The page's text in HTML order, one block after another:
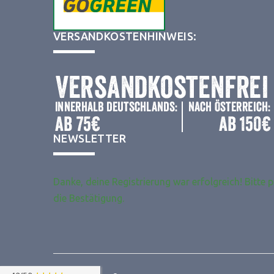
Wir verwenden Technologien wie Cookies, um Geräteinformationen zu
speichern und/oder darauf zuzugreifen. Wir tun dies, um das Browsing-
zu verbessern und um (nicht) personalisierte Werbung anzuzeigen. Wenn
Klicke unten, um dem oben Gesagten zuzustimmen oder eine detaillierte
Auswahl zu treffen. Deine Auswahl wird nur auf dieser Seite angewendet.
VERSANDKOSTENHINWEIS:
NEWSLETTER
Danke, deine Registrierung war erfolgreich! Bitte
die Bestätigung.